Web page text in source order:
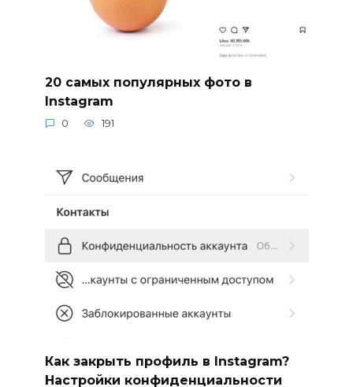
20 самых популярных фото в
Instagram
0 191
Как закрыть профиль в Instagram?
Настройки конфиденциальности